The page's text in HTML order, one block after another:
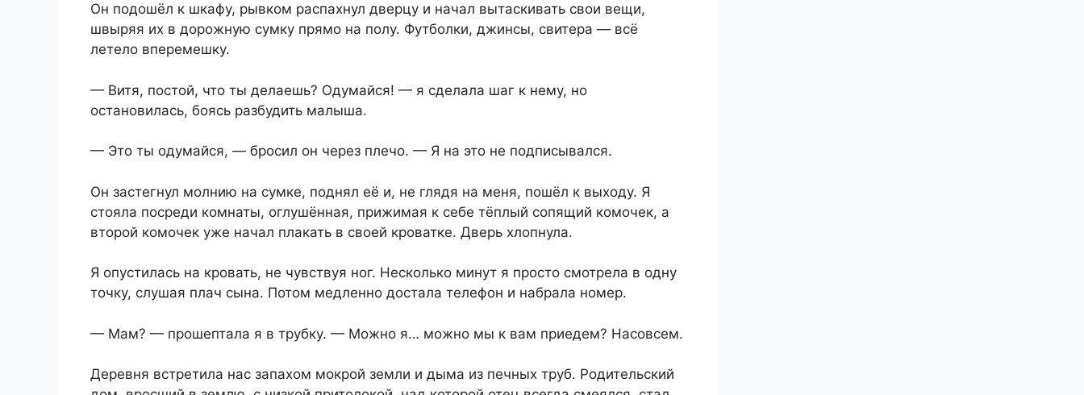
Он подошёл к шкафу, рывком распахнул дверцу и начал вытаскивать свои вещи,
швыряя их в дорожную сумку прямо на полу. Футболки, джинсы, свитера — всё
летело вперемешку.
— Витя, постой, что ты делаешь? Одумайся! — я сделала шаг к нему, но
остановилась, боясь разбудить малыша.
— Это ты одумайся, — бросил он через плечо. — Я на это не подписывался.
Он застегнул молнию на сумке, поднял её и, не глядя на меня, пошёл к выходу. Я
стояла посреди комнаты, оглушённая, прижимая к себе тёплый сопящий комочек, а
второй комочек уже начал плакать в своей кроватке. Дверь хлопнула.
Я опустилась на кровать, не чувствуя ног. Несколько минут я просто смотрела в одну
точку, слушая плач сына. Потом медленно достала телефон и набрала номер.
— Мам? — прошептала я в трубку. — Можно я… можно мы к вам приедем? Насовсем.
Деревня встретила нас запахом мокрой земли и дыма из печных труб. Родительский